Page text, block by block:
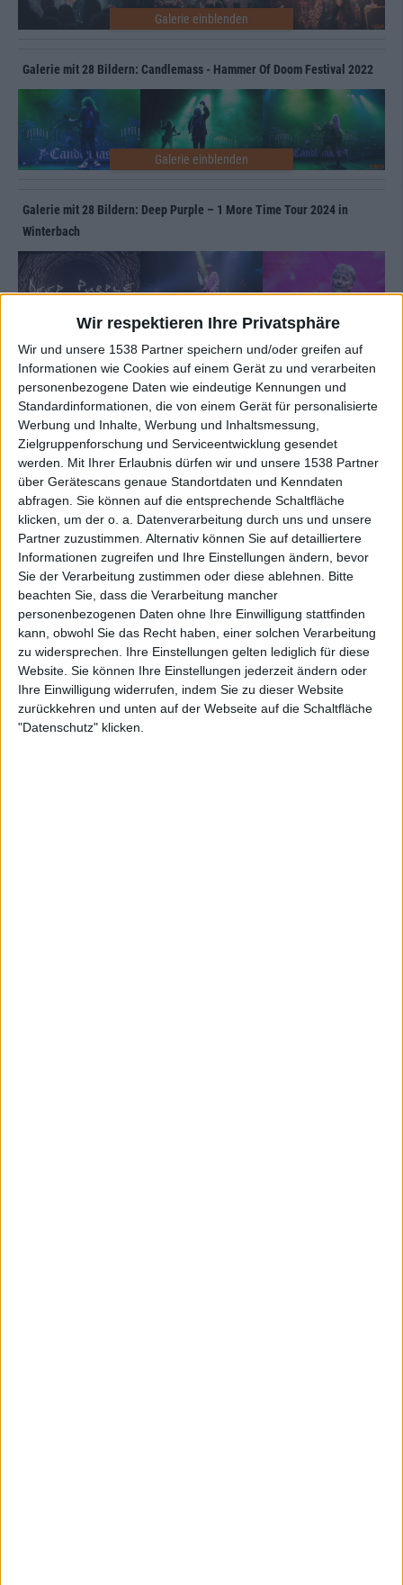
Wir respektieren Ihre Privatsphäre
Wir und unsere 1538 Partner speichern und/oder greifen auf
Informationen wie Cookies auf einem Gerät zu und verarbeiten
personenbezogene Daten wie eindeutige Kennungen und
Standardinformationen, die von einem Gerät für personalisierte
Werbung und Inhalte, Werbung und Inhaltsmessung,
Zielgruppenforschung und Serviceentwicklung gesendet
werden.
Mit Ihrer Erlaubnis dürfen wir und unsere 1538 Partner
über Gerätescans genaue Standortdaten und Kenndaten
abfragen. Sie können auf die entsprechende Schaltfläche
klicken, um der o. a. Datenverarbeitung durch uns und unsere
Partner zuzustimmen. Alternativ können Sie auf detailliertere
Informationen zugreifen und Ihre Einstellungen ändern, bevor
Sie der Verarbeitung zustimmen oder diese ablehnen.
Bitte
beachten Sie, dass die Verarbeitung mancher
personenbezogenen Daten ohne Ihre Einwilligung stattfinden
kann, obwohl Sie das Recht haben, einer solchen Verarbeitung
zu widersprechen. Ihre Einstellungen gelten lediglich für diese
Website. Sie können Ihre Einstellungen jederzeit ändern oder
Ihre Einwilligung widerrufen, indem Sie zu dieser Website
zurückkehren und unten auf der Webseite auf die Schaltfläche
"Datenschutz" klicken.
Galerie mit 28 Bildern: Candlemass - Hammer Of Doom Festival 2022
Galerie mit 28 Bildern: Deep Purple – 1 More Time Tour 2024 in
Winterbach
Galerie mit 31 Bildern: In Flames - Rising From The North Tour 2024
in Frankfurt
Galerie mit 15 Bildern: Nightwish - An Evening with Nightwish 2023
Galerie mit 25 Bildern: Queensryche - The Origins Tour EU/UK 2025 in
Karlsruhe